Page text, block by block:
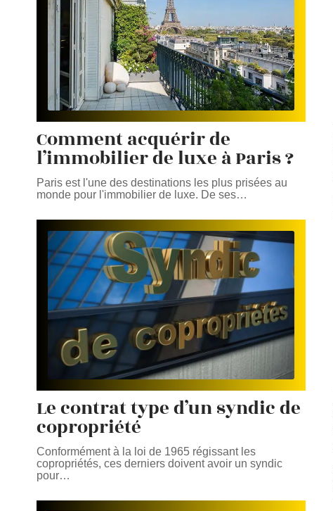
Comment acquérir de
l’immobilier de luxe à Paris ?
Paris est l'une des destinations les plus prisées au
monde pour l'immobilier de luxe. De ses…
Le contrat type d’un syndic de
copropriété
Conformément à la loi de 1965 régissant les
copropriétés, ces derniers doivent avoir un syndic
pour…